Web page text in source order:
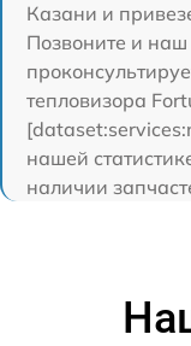
Казани и
Позвоните и
тепловизора
нашей
наличии